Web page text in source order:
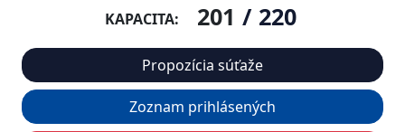
KAPACITA: 201 / 220
Propozícia súťaže
Zoznam prihlásených